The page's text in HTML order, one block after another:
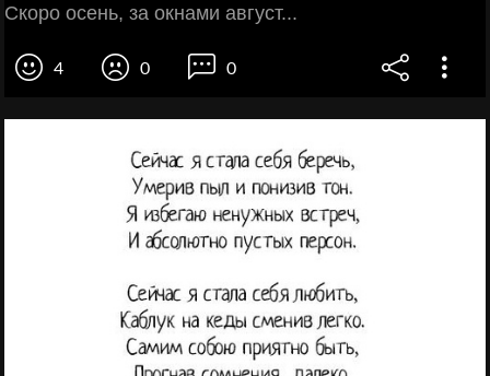
Скоро осень, за окнами август...
4 0 0